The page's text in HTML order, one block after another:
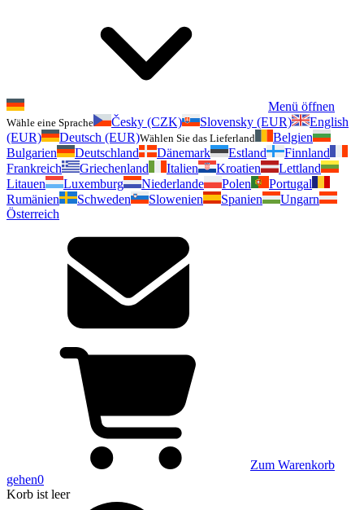
Menü öffnen
Wähle eine Sprache Česky (CZK) Slovensky (EUR)
English
(EUR)
Deutsch (EUR)Wählen Sie das Lieferland
Belgien
Bulgarien
Deutschland Dänemark Estland
Finnland
Frankreich
Griechenland Italien Kroatien
Lettland
Litauen
Luxemburg Niederlande Polen
Portugal
Rumänien
Schweden Slowenien Spanien
Ungarn
Österreich
Zum Warenkorb
gehen0
Korb ist leer